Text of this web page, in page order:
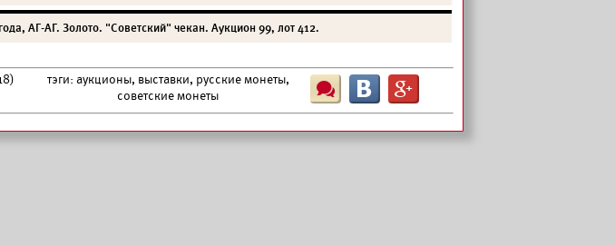
АГ-АГ. Золото. "Советский" чекан. Аукцион 99, лот 412.
) тэги: аукционы, выставки, русские монеты,
советские монеты
Ш B G